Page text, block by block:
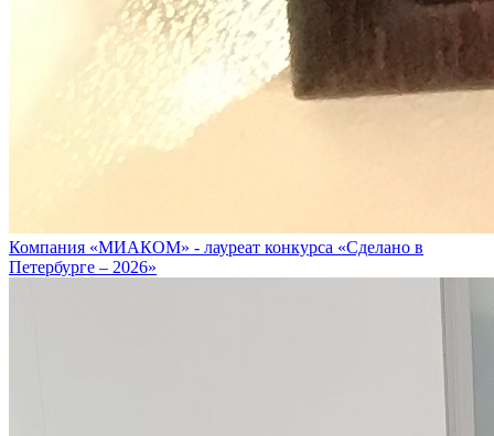
Компания «МИАКОМ» - лауреат конкурса «Сделано в
Петербурге – 2026»